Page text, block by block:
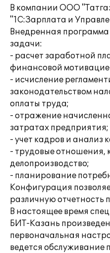
В компании ООО
"1С:Зарплата и
Внедренная
задачи:
- расчет заработной
финансовой
- исчисление
законодательством
оплаты труда;
- отражение
затратах предприятия;
- учет кадров и анализ
- трудовые отношения,
делопроизводство;
- планирование
Конфигурация
различную
В настоящее время
БИТ-Казань
первоначальная
ведется обслуживание